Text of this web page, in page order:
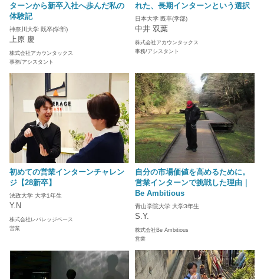
ターンから新卒入社へ歩んだ私の
体験記
神奈川大学 既卒(学部)
上原 慶
株式会社アカウンタックス
事務/アシスタント
れた、長期インターンという選択
日本大学 既卒(学部)
中井 双葉
株式会社アカウンタックス
事務/アシスタント
初めての営業インターンチャレン
ジ【28新卒】
法政大学 大学1年生
Y.N
株式会社レバレッジベース
営業
自分の市場価値を高めるために。
営業インターンで挑戦した理由｜
Be Ambitious
青山学院大学 大学3年生
S.Y.
株式会社Be Ambitious
営業